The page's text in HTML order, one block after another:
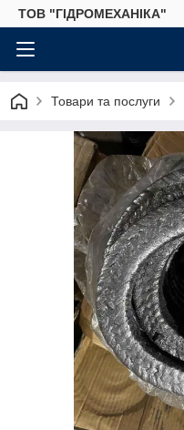
ТОВ "ГІДРОМЕХАНІКА"
Товари та послуги